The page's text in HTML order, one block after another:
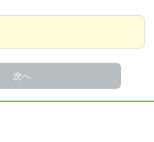
次へ